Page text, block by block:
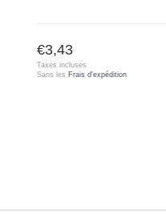
€3,43
Taxes incluses
Sans les Frais d'expédition